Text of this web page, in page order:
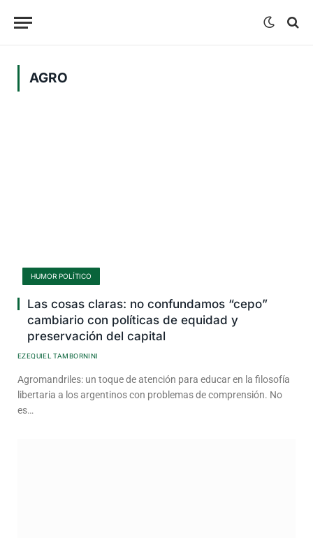
AGRO
HUMOR POLÍTICO
Las cosas claras: no confundamos “cepo”
cambiario con políticas de equidad y
preservación del capital
EZEQUIEL TAMBORNINI
Agromandriles: un toque de atención para educar en la filosofía
libertaria a los argentinos con problemas de comprensión. No
es…